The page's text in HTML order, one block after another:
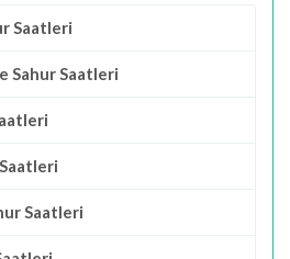
Saatleri
Sahur Saatleri
Saatleri